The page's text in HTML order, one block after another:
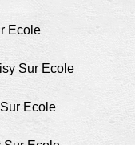
Ecole
Sur Ecole
Ecole